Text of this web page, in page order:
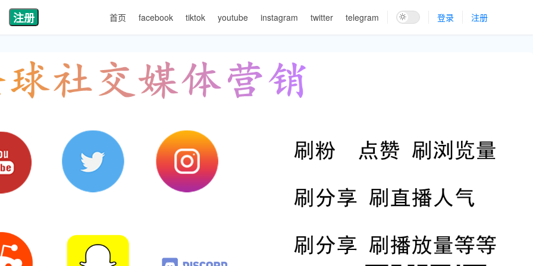
注册 首页 facebook tiktok youtube instagram twitter telegram 登录 注册